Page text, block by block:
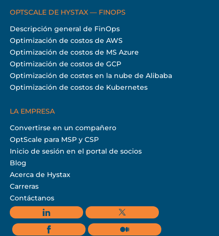
OPTSCALE DE HYSTAX — FINOPS
Descripción general de FinOps
Optimización de costos de AWS
Optimización de costos de MS Azure
Optimización de costos de GCP
Optimización de costes en la nube de Alibaba
Optimización de costos de Kubernetes
LA EMPRESA
Convertirse en un compañero
OptScale para MSP y CSP
Inicio de sesión en el portal de socios
Blog
Acerca de Hystax
Carreras
Contáctanos